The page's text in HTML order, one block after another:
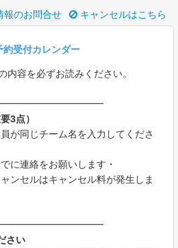
報のお問合せ キャンセルはこちら
約受付カレンダー
内容を必ずお読みください。
3点）
が同じチーム名を入力してくださ
に連絡をお願いします・
ンセルはキャンセル料が発生しま
さい